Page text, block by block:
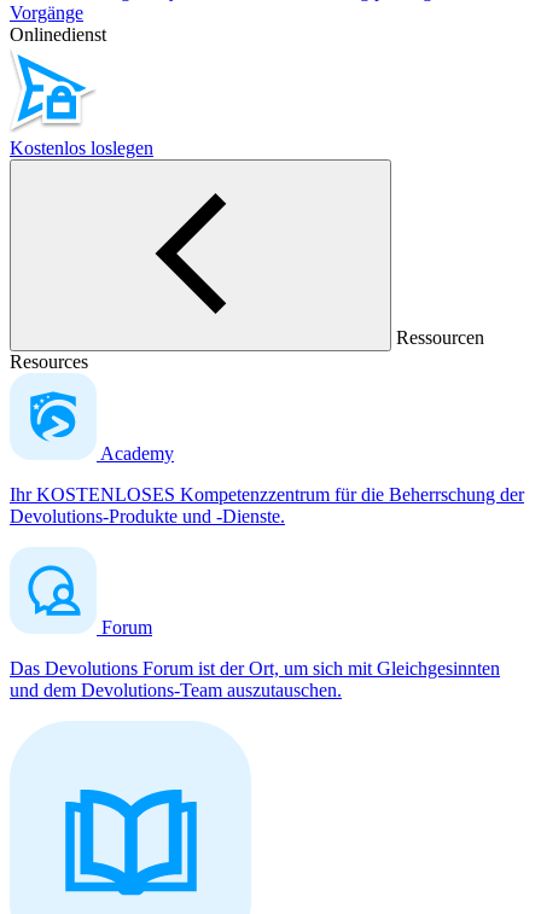
Vorgänge
Onlinedienst
Kostenlos loslegen
Ressourcen
Resources
Academy
Ihr KOSTENLOSES Kompetenzzentrum für die Beherrschung der
Devolutions-Produkte und -Dienste.
Forum
Das Devolutions Forum ist der Ort, um sich mit Gleichgesinnten
und dem Devolutions-Team auszutauschen.